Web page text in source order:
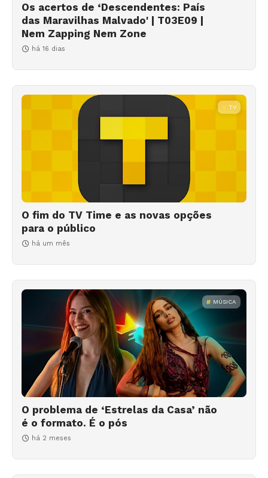
Os acertos de ‘Descendentes: País
das Maravilhas Malvado' | T03E09 |
Nem Zapping Nem Zone
há 16 dias
TV
O fim do TV Time e as novas opções
para o público
há um mês
MÚSICA
O problema de ‘Estrelas da Casa’ não
é o formato. É o pós
há 2 meses